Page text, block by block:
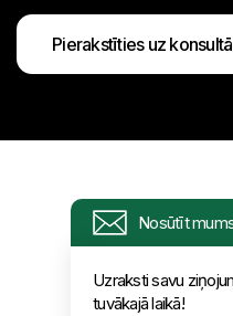
Pierakstīties uz
Nosūtīt
Uzraksti savu
tuvākajā laikā!